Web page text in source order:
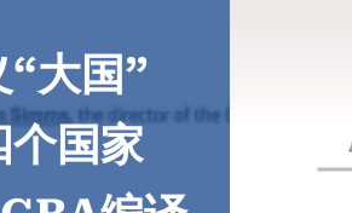
大国”
个国家